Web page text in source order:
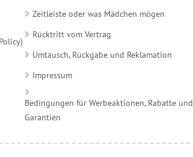
Zeitleiste oder was Mädchen mögen
Rücktritt vom Vertrag
Umtausch, Rückgabe und Reklamation
Impressum
Bedingungen für Werbeaktionen, Rabatte und
Garantien